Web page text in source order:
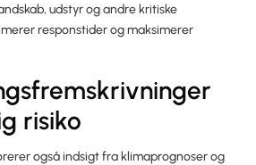
udstyr og andre kritiske
responstider og maksimerer
risiko
også indsigt fra klimaprognoser og